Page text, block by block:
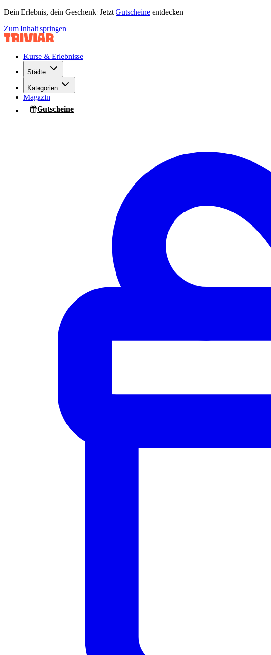
Dein Erlebnis, dein Geschenk: Jetzt Gutscheine entdecken
Zum Inhalt springen
Kurse & Erlebnisse
Städte
Kategorien
Magazin
Gutscheine